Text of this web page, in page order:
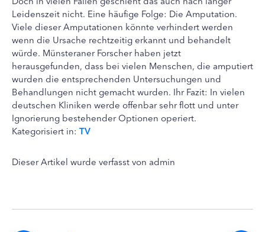
Leidenszeit nicht. Eine häufige Folge: Die Amputation.
Viele dieser Amputationen könnte verhindert werden
wenn die Ursache rechtzeitig erkannt und behandelt
würde. Münsteraner Forscher haben jetzt
herausgefunden, dass bei vielen Menschen, die amputiert
wurden die entsprechenden Untersuchungen und
Behandlungen nicht gemacht wurden. Ihr Fazit: In vielen
deutschen Kliniken werde offenbar sehr flott und unter
Ignorierung bestehender Optionen operiert.
Kategorisiert in: TV
Dieser Artikel wurde verfasst von admin